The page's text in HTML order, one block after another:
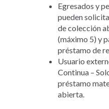
Egresados y
pueden
de colección
(máximo 5) y
préstamo de
Usuario
Continua –
préstamo
abierta.